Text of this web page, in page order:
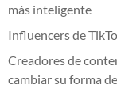
más inteligente
Influencers de
Creadores de
cambiar su forma